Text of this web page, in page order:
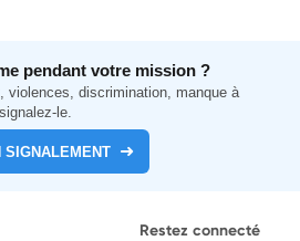
pendant votre mission ?
violences, discrimination, manque à
le.
SIGNALEMENT
Restez connecté